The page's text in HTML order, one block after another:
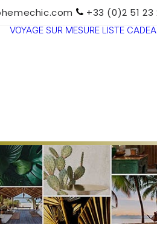
+33 (0)2 51 23
VOYAGE SUR MESURE LISTE